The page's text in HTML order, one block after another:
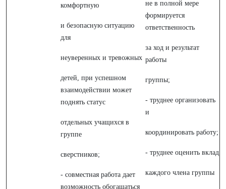
комфортную
и безопасную ситуацию
для
неуверенных и тревожных
детей, при успешном
взаимодействии может
поднять статус
отдельных учащихся в
группе
сверстников;
- совместная работа дает
возможность обогащаться
не в полной мере
формируется
ответственность
за ход и результат
работы
группы;
- труднее организовать
и
координировать работу;
- труднее оценить вклад
каждого члена группы